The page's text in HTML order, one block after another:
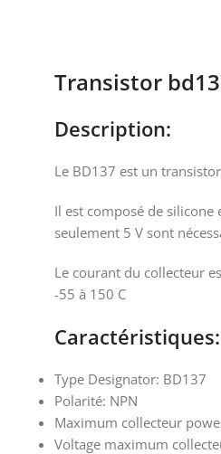
Transistor
Description:
Le BD137 est un
Il est composé de
seulement 5 V sont
Le courant du collecteur
-55 à 150 C
Caractéristiques:
Type Designator: BD137
Polarité: NPN
Maximum collecteur
Voltage maximum